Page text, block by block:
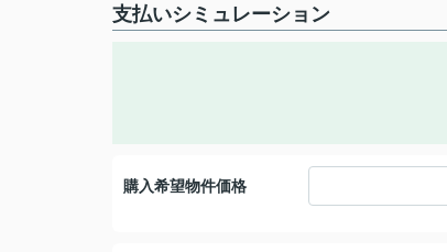
支払いシミュレーション
購入希望物件価格